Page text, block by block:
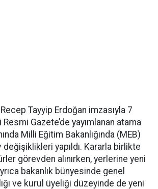
Tayyip Erdoğan imzasıyla 7
Gazete’de yayımlanan atama
Milli Eğitim Bakanlığında (MEB)
yapıldı. Kararla birlikte
görevden alınırken, yerlerine yeni
bakanlık bünyesinde genel
ve kurul üyeliği düzeyinde de yeni